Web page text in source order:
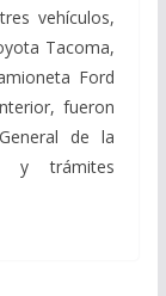
vehículos,
Tacoma,
Ford
fueron
de la
y trámites